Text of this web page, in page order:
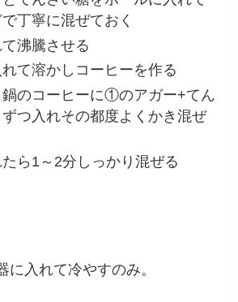
丁寧に混ぜておく
沸騰させる
て溶かしコーヒーを作る
鍋のコーヒーに①のアガー+てん
つ入れその都度よくかき混ぜ
ら1～2分しっかり混ぜる
に入れて冷やすのみ。